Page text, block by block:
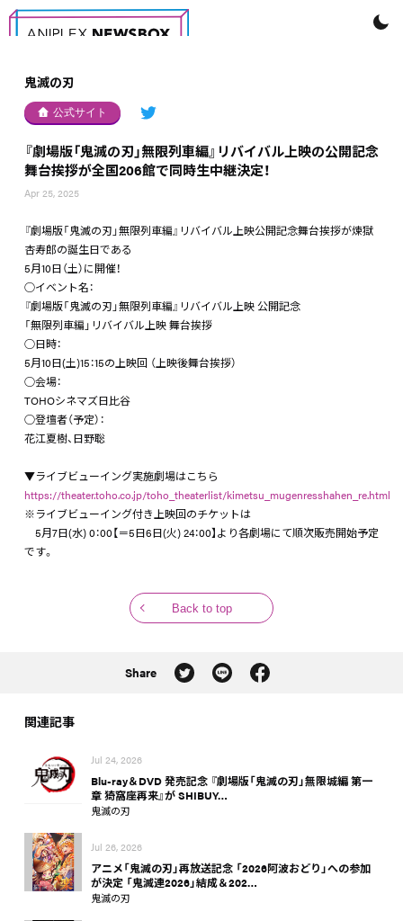
鬼滅の刃
公式サイト
『劇場版「鬼滅の刃」無限列車編』リバイバル上映の公開記念
舞台挨拶が全国206館で同時生中継決定！
Apr 25, 2025
『劇場版「鬼滅の刃」無限列車編』リバイバル上映公開記念舞台挨拶が煉󠄁獄
杏寿郎の誕生日である
5月10日（土）に開催！
○イベント名：
『劇場版「鬼滅の刃」無限列車編』リバイバル上映 公開記念
「無限列車編」リバイバル上映 舞台挨拶
○日時：
5月10日(土)15：15の上映回 （上映後舞台挨拶）
○会場：
TOHOシネマズ日比谷
○登壇者（予定）：
花江夏樹、日野聡
▼ライブビューイング実施劇場はこちら
https://theater.toho.co.jp/toho_theaterlist/kimetsu_mugenresshahen_re.html
※ライブビューイング付き上映回のチケットは
5月7日(水) 0：00【＝5日6日(火) 24：00】より各劇場にて順次販売開始予定
です。
Back to top
Share
関連記事
Jul 24, 2026
Blu-ray＆DVD 発売記念 『劇場版「鬼滅の刃」無限城編 第一
章 猗窩座再来』が SHIBUY…
鬼滅の刃
Jul 26, 2026
アニメ「鬼滅の刃」再放送記念 「2026阿波おどり」への参加
が決定 「鬼滅連2026」結成＆202…
鬼滅の刃